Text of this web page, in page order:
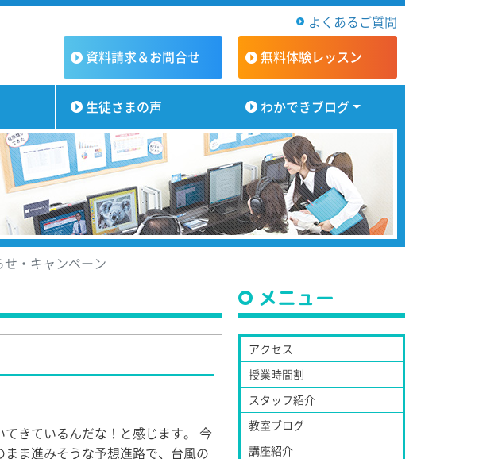
よくあるご質問
資料請求＆お問合せ 無料体験レッスン
生徒さまの声 わかできブログ
・キャンペーン
きているんだな！と感じます。 今
ま進みそうな予想進路で、台風の
メニュー
アクセス
授業時間割
スタッフ紹介
教室ブログ
講座紹介